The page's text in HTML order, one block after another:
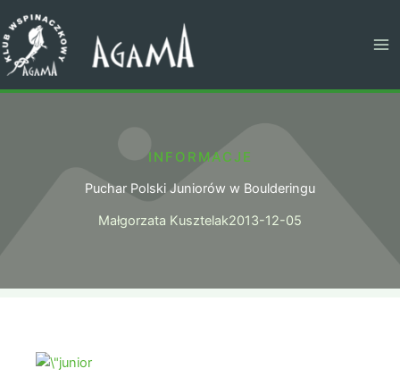
do
treści
INFORMACJE
Puchar Polski Juniorów w Boulderingu
Małgorzata Kusztelak2013-12-05